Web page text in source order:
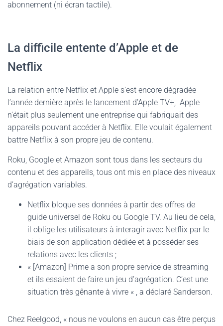
abonnement (ni écran tactile).
La difficile entente d’Apple et de
Netflix
La relation entre Netflix et Apple s’est encore dégradée
l’année dernière après le lancement d’Apple TV+, Apple
n’était plus seulement une entreprise qui fabriquait des
appareils pouvant accéder à Netflix. Elle voulait également
battre Netflix à son propre jeu de contenu.
Roku, Google et Amazon sont tous dans les secteurs du
contenu et des appareils, tous ont mis en place des niveaux
d’agrégation variables.
Netflix bloque ses données à partir des offres de
guide universel de Roku ou Google TV. Au lieu de cela,
il oblige les utilisateurs à interagir avec Netflix par le
biais de son application dédiée et à posséder ses
relations avec les clients ;
« [Amazon] Prime a son propre service de streaming
et ils essaient de faire un jeu d’agrégation. C’est une
situation très gênante à vivre « , a déclaré Sanderson.
Chez Reelgood, « nous ne voulons en aucun cas être perçus